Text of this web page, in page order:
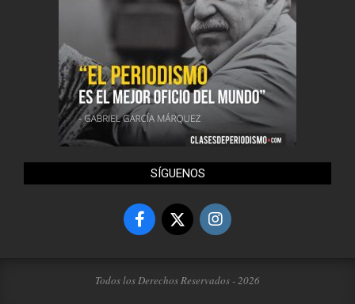
SÍGUENOS
Todos los Derechos Reservados - 2026